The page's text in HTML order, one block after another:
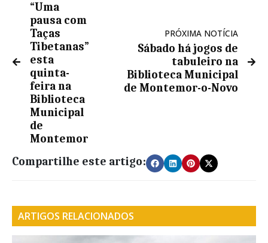
“Uma
pausa com
Taças
Tibetanas”
esta
quinta-
feira na
Biblioteca
Municipal
de
Montemor
PRÓXIMA NOTÍCIA
Sábado há jogos de
tabuleiro na
Biblioteca Municipal
de Montemor-o-Novo
Compartilhe este artigo:
ARTIGOS RELACIONADOS